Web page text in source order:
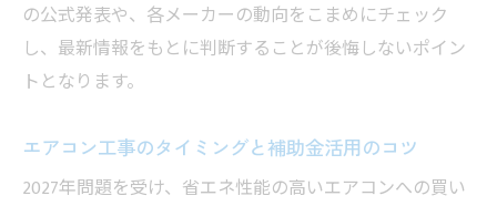
の公式発表や、各メーカーの動向をこまめにチェック
し、最新情報をもとに判断することが後悔しないポイン
トとなります。
エアコン工事のタイミングと補助金活用のコツ
2027年問題を受け、省エネ性能の高いエアコンへの買い